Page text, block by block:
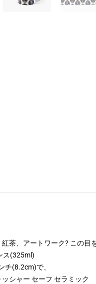
茶、アートワーク? この
ス(325ml)
チ(8.2cm)で、
シャー セーフ セラミック